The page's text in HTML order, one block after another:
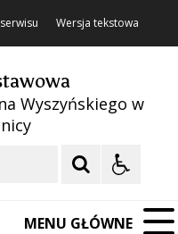
Wersja tekstowa
Wyszyńskiego w
MENU GŁÓWNE